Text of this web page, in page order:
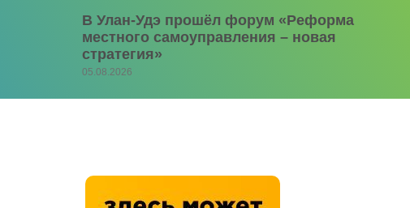
В Улан-Удэ прошёл форум «Реформа
местного самоуправления – новая
стратегия»
05.08.2026